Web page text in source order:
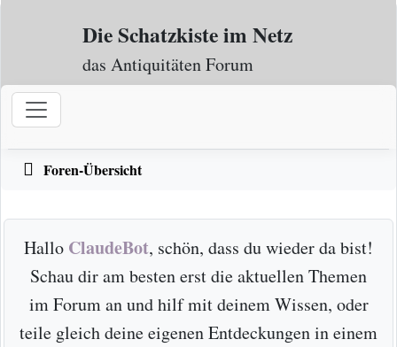
Zum Inhalt
Die Schatzkiste im Netz
das Antiquitäten Forum
Foren-Übersicht
Hallo ClaudeBot, schön, dass du wieder da bist!
Schau dir am besten erst die aktuellen Themen
im Forum an und hilf mit deinem Wissen, oder
teile gleich deine eigenen Entdeckungen in einem